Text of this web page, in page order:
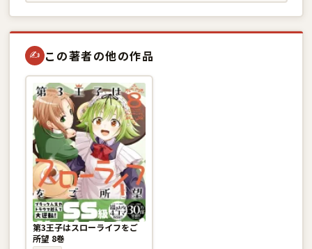
✍ この著者の他の作品
第3王子はスローライフをご
所望 8巻